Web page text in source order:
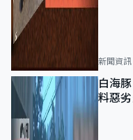
新聞資訊
白海
料惡